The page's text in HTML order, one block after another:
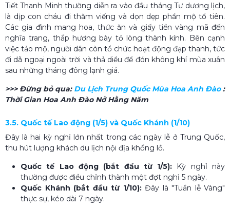
Tiết Thanh Minh thường diễn ra vào đầu tháng Tư dương lịch,
là dịp con cháu đi thăm viếng và dọn dẹp phần mộ tổ tiên.
Các gia đình mang hoa, thức ăn và giấy tiền vàng mã đến
nghĩa trang, thắp hương bày tỏ lòng thành kính. Bên cạnh
việc tảo mộ, người dân còn tổ chức hoạt động đạp thanh, tức
đi dã ngoại ngoài trời và thả diều để đón không khí mùa xuân
sau những tháng đông lạnh giá.
>>> Đừng bỏ qua: Du Lịch Trung Quốc Mùa Hoa Anh Đào​:
Thời Gian Hoa Anh Đào Nở Hằng Năm
3.5. Quốc tế Lao động (1/5) và Quốc Khánh (1/10)
Đây là hai kỳ nghỉ lớn nhất trong các ngày lễ ở Trung Quốc,
thu hút lượng khách du lịch nội địa khổng lồ.
Quốc tế Lao động (bắt đầu từ 1/5):
Kỳ nghỉ này
thường được điều chỉnh thành một đợt nghỉ 5 ngày.
Quốc Khánh (bắt đầu từ 1/10): Đây là "Tuần lễ Vàng"
thực sự, kéo dài 7 ngày.